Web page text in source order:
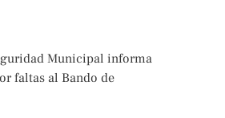
Municipal informa
faltas al Bando de